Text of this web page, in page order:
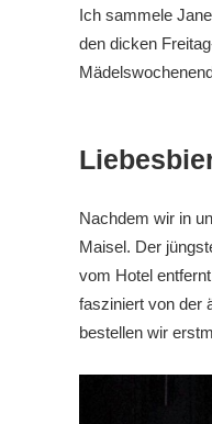
Ich sammele
den dicken
Nachdem wir in
Maisel. Der
vom Hotel
fasziniert von der
bestellen wir